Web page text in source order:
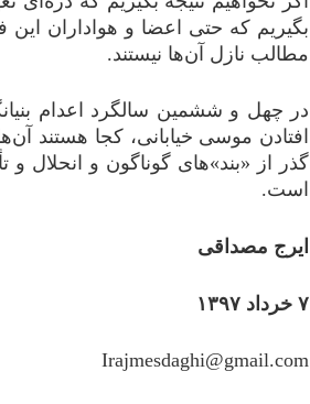
بگیریم که حتی اعضا و هواداران
مطالب نازل آن‌ها نیستند.
در چهل و ششمین سالگرد اعدام
افتادن موسی خیابانی، کجا هستند
گذر از «بند»‌های گوناگون و
است.
ایرج مصداقی
۷ خرداد ۱۳۹۷
Irajmesdaghi@gmail.com